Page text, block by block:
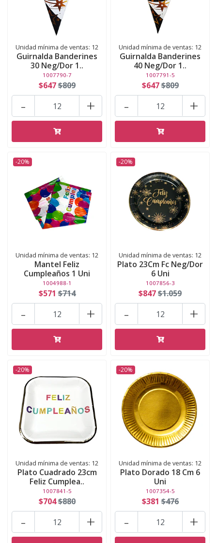
Unidad mínima de ventas: 12
Guirnalda Banderines
30 Neg/Dor 1..
1007790-7
$647$809
+
-
Unidad mínima de ventas: 12
Guirnalda Banderines
40 Neg/Dor 1..
1007791-5
$647$809
+
-
-20%
Unidad mínima de ventas: 12
Mantel Feliz
Cumpleaños 1 Uni
1004988-1
$571 $714
+
-
-20%
Unidad mínima de ventas: 12
Plato 23Cm Fc Neg/Dor
6 Uni
1007856-3
$847$1.059
+
-
-20%
Unidad mínima de ventas: 12
Plato Cuadrado 23cm
Feliz Cumplea..
1007841-5
$704$880
+
-
-20%
Unidad mínima de ventas: 12
Plato Dorado 18 Cm 6
Uni
1007354-5
$381 $476
+
-